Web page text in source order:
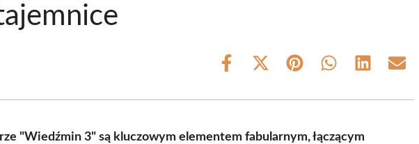
Share
Share
(Twitter)
Share Share Share Share
"Wiedźmin 3" są kluczowym elementem fabularnym, łączącym